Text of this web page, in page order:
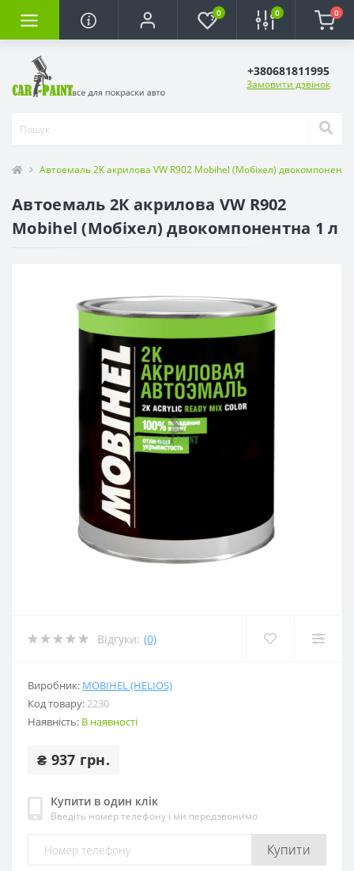
0 0 0
+380681811995
Замовити дзвінок
Автоемаль 2К акрилова VW R902 Mobihel (Мобіхел)
Автоемаль 2К акрилова VW R902
Mobihel (Мобіхел) двокомпонентна 1 л
Відгуки: (0)
Виробник: MOBIHEL (HELIOS)
Код товару:2230
Наявність: В наявності
₴ 937 грн.
Купити в один клік
Введіть номер телефону і ми передзвонимо
Купити